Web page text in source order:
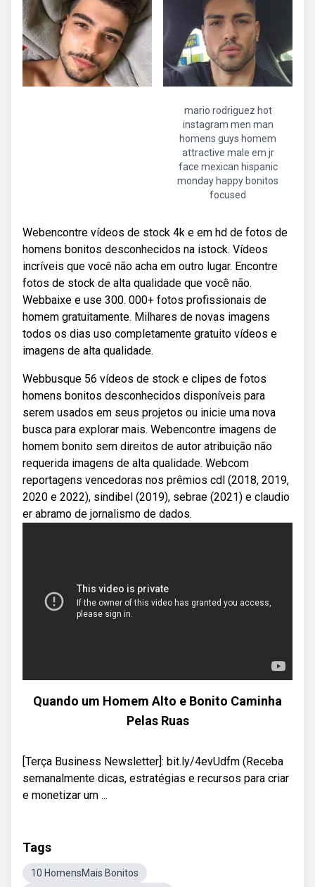
mario rodriguez hot
instagram men man
homens guys homem
attractive male em jr
face mexican hispanic
monday happy bonitos
focused
Webencontre vídeos de stock 4k e em hd de fotos de
homens bonitos desconhecidos na istock. Vídeos
incríveis que você não acha em outro lugar. Encontre
fotos de stock de alta qualidade que você não.
Webbaixe e use 300. 000+ fotos profissionais de
homem gratuitamente. Milhares de novas imagens
todos os dias uso completamente gratuito vídeos e
imagens de alta qualidade.
Webbusque 56 vídeos de stock e clipes de fotos
homens bonitos desconhecidos disponíveis para
serem usados em seus projetos ou inicie uma nova
busca para explorar mais. Webencontre imagens de
homem bonito sem direitos de autor atribuição não
requerida imagens de alta qualidade. Webcom
reportagens vencedoras nos prêmios cdl (2018, 2019,
2020 e 2022), sindibel (2019), sebrae (2021) e claudio
er abramo de jornalismo de dados.
Quando um Homem Alto e Bonito Caminha
Pelas Ruas
[Terça Business Newsletter]: bit.ly/4evUdfm (Receba
semanalmente dicas, estratégias e recursos para criar
e monetizar um ...
Tags
10 HomensMais Bonitos